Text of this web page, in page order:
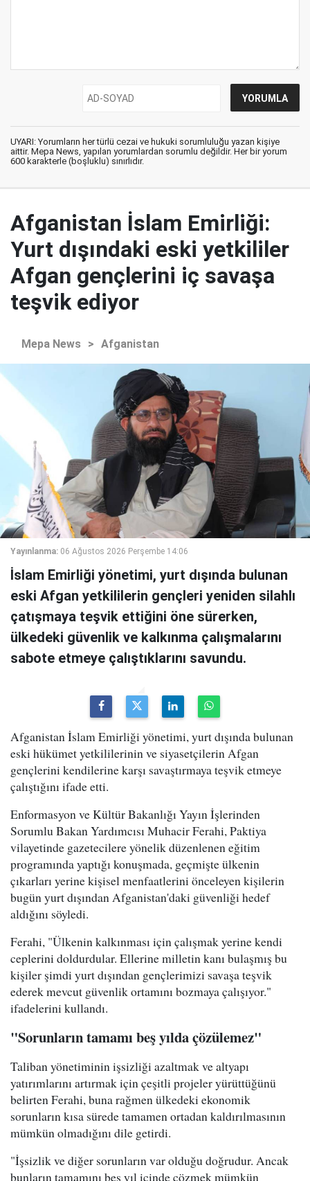
UYARI: Yorumların her türlü cezai ve hukuki sorumluluğu yazan kişiye
aittir. Mepa News, yapılan yorumlardan sorumlu değildir. Her bir yorum
600 karakterle (boşluklu) sınırlıdır.
Afganistan İslam Emirliği:
Yurt dışındaki eski yetkililer
Afgan gençlerini iç savaşa
teşvik ediyor
Mepa News > Afganistan
Yayınlanma: 06 Ağustos 2026 Perşembe 14:06
İslam Emirliği yönetimi, yurt dışında bulunan
eski Afgan yetkililerin gençleri yeniden silahlı
çatışmaya teşvik ettiğini öne sürerken,
ülkedeki güvenlik ve kalkınma çalışmalarını
sabote etmeye çalıştıklarını savundu.
Afganistan İslam Emirliği yönetimi, yurt dışında bulunan
eski hükümet yetkililerinin ve siyasetçilerin Afgan
gençlerini kendilerine karşı savaştırmaya teşvik etmeye
çalıştığını ifade etti.
Enformasyon ve Kültür Bakanlığı Yayın İşlerinden
Sorumlu Bakan Yardımcısı Muhacir Ferahi, Paktiya
vilayetinde gazetecilere yönelik düzenlenen eğitim
programında yaptığı konuşmada, geçmişte ülkenin
çıkarları yerine kişisel menfaatlerini önceleyen kişilerin
bugün yurt dışından Afganistan'daki güvenliği hedef
aldığını söyledi.
Ferahi, "Ülkenin kalkınması için çalışmak yerine kendi
ceplerini doldurdular. Ellerine milletin kanı bulaşmış bu
kişiler şimdi yurt dışından gençlerimizi savaşa teşvik
ederek mevcut güvenlik ortamını bozmaya çalışıyor."
ifadelerini kullandı.
"Sorunların tamamı beş yılda çözülemez"
Taliban yönetiminin işsizliği azaltmak ve altyapı
yatırımlarını artırmak için çeşitli projeler yürüttüğünü
belirten Ferahi, buna rağmen ülkedeki ekonomik
sorunların kısa sürede tamamen ortadan kaldırılmasının
mümkün olmadığını dile getirdi.
"İşsizlik ve diğer sorunların var olduğu doğrudur. Ancak
bunların tamamını beş yıl içinde çözmek mümkün